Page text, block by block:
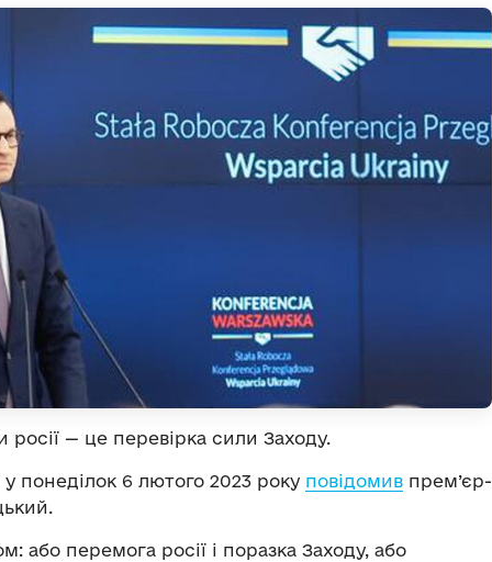
росії — це перевірка сили Заходу.
понеділок 6 лютого 2023 року повідомив прем’єр-
або перемога росії і поразка Заходу, або